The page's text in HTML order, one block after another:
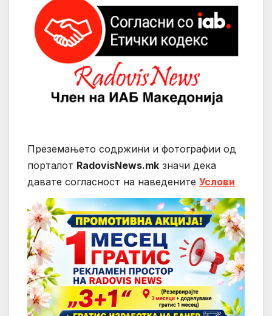
Преземањето содржини и фотографии од
порталот RadovisNews.mk значи дека
давате согласност на нaведените Услови